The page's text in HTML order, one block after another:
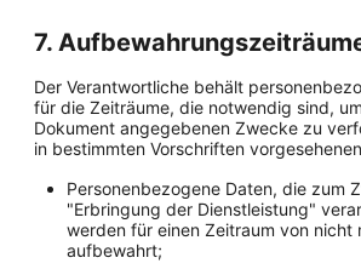
7.
Der Verantwortliche behält
für die Zeiträume, die notwendig sind,
Dokument angegebenen Zwecke zu
in bestimmten Vorschriften
Personenbezogene Daten, die zum
"Erbringung der Dienstleistung"
werden für einen Zeitraum von nicht
aufbewahrt;